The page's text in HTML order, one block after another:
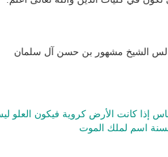
الشيخ مشهور بن حسن آل سلمان
إذا كانت الأرض كروية فيكون العلو
اسم لملك الموت